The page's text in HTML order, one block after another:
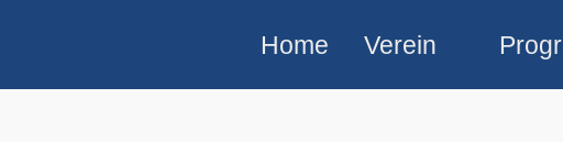
Home Verein